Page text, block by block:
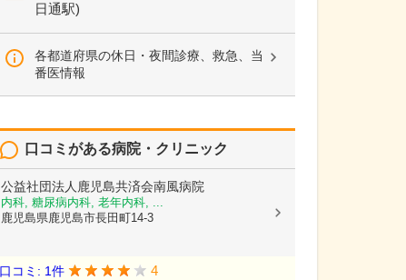
日通駅)
各都道府県の休日・夜間診療、救急、当
番医情報
口コミがある病院・クリニック
公益社団法人鹿児島共済会南風病院
内科, 糖尿病内科, 老年内科, ...
鹿児島県鹿児島市長田町14-3
口コミ: 1件 4